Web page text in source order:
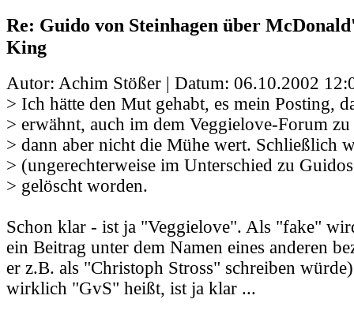
Re: Guido von Steinhagen über
King
Autor: Achim Stößer | Datum: 06.10.2002
> Ich hätte den Mut gehabt, es mein Posting,
> erwähnt, auch im dem Veggielove-Forum
> dann aber nicht die Mühe wert. Schließlich
> (ungerechterweise im Unterschied zu
> gelöscht worden.
Schon klar - ist ja "Veggielove". Als "fake"
ein Beitrag unter dem Namen eines anderen
er z.B. als "Christoph Stross" schreiben
wirklich "GvS" heißt, ist ja klar ...